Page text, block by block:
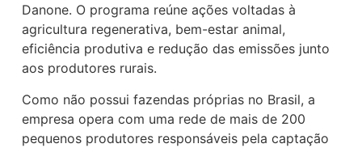
Danone. O programa reúne ações voltadas à
agricultura regenerativa, bem-estar animal,
eficiência produtiva e redução das emissões junto
aos produtores rurais.
Como não possui fazendas próprias no Brasil, a
empresa opera com uma rede de mais de 200
pequenos produtores responsáveis pela captação